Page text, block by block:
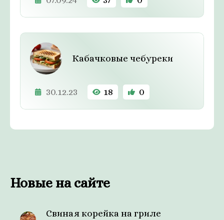
Кабачковые чебуреки
30.12.23 18 0
Новые на сайте
Свиная корейка на гриле